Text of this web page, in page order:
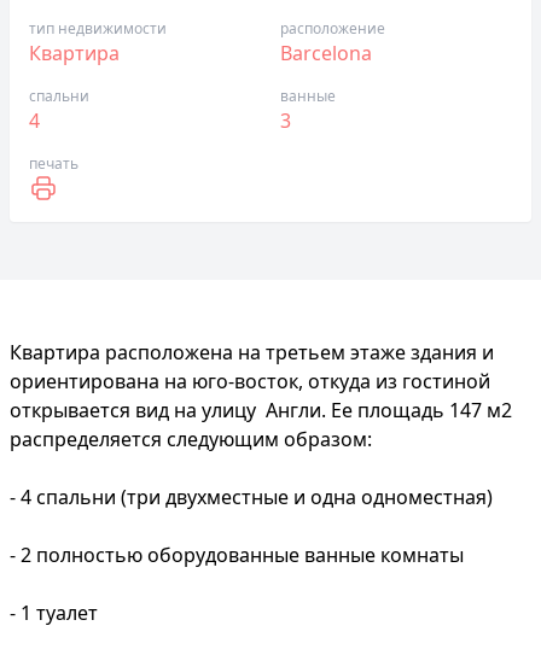
тип недвижимости
Квартира
расположение
Barcelona
спальни
4
ванные
3
печать
Квартира расположена на третьем этаже здания и
ориентирована на юго-восток, откуда из гостиной
открывается вид на улицу Англи. Ее площадь 147 м2
распределяется следующим образом:
- 4 спальни (три двухместные и одна одноместная)
- 2 полностью оборудованные ванные комнаты
- 1 туалет